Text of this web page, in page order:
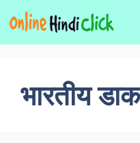
to
content
भारतीय